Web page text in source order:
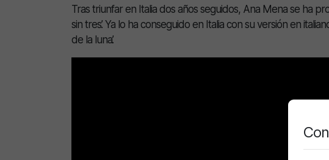
Tras triunfar en Italia dos años seguidos, Ana Mena se ha
sin tres’. Ya lo ha conseguido en Italia con su versión en
de la luna’.